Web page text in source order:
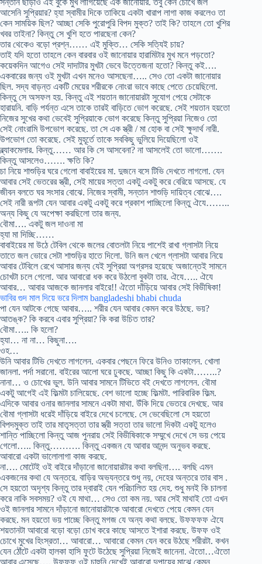
সন্তান ছাড়াও এই বুকে মুখ লাগিয়েছে এক জানোয়ার. তবু কেন চোখে জল
আসেনি সুপ্রিয়ার? হ্যা স্বামীর দিকে তাকিয়ে একটা খারাপ লাগা কাজ করলেও তা
কেন সাময়িক ছিল? আচ্ছা সেকি পুরোপুরি বিপদ মুক্ত? তাই কি? তাহলে তো খুশির
খবর তাইনা? কিন্তু সে খুশি হতে পারছেনা কেন?
তার থেকেও বড়ো প্রশ্ন…… এই মুক্তি… সেকি সত্যিই চায়?
তাই যদি হতো তাহলে কেন বারবার ওই জানোয়ার হারামিটার মুখ মনে পড়তো?
কয়েকদিন আগেও সেই দাদাটার মুখটা ভেবে উত্তেজনা হতো? কিন্তু কই….
একবারের জন্য ওই মুখটা এখন মনেও আসছেনা….. সেও তো একটা জানোয়ার
ছিল. সদ্য বাড়ন্ত একটি মেয়ের শরীরকে নোংরা ভাবে কাছে পেতে চেয়েছিলো.
কিন্তু সে অসফল হয়. কিন্তু এই শয়তান জানোয়ারটা সুযোগ পেয়ে সেটাকে
হারায়নি. বাড়ি পর্যন্ত এসে তাকে তারই বাড়িতে ভোগ করেছে. সেই শয়তান হয়তো
নিজের সুখের কথা ভেবেই সুপ্রিয়াকে ভোগ করেছে কিন্তু সুপ্রিয়া নিজেও তো
সেই নোংরামি উপভোগ করেছে. তা সে এক স্ত্রী / মা হোক বা সেই ক্ষুদার্থ নারী.
উপভোগ তো করেছে. সেই মুহূর্তে তাকে সবকিছু ভুলিয়ে দিয়েছিলো ওই
ব্ল্যাকমেলার. কিন্তু…… আর কি সে আসবেনা? না আসলেই তো ভালো…….
কিন্তু আসলেও……. ক্ষতি কি?
চা নিয়ে শাশুড়ির ঘরে গেলো বাবাইয়ের মা. দুজনে বসে টিভি দেখতে লাগলো. যেন
আবার সেই ভেতরের স্ত্রী, সেই মায়ের সত্তা একটু একটু করে বেরিয়ে আসছে. যে
জীবন বলতে ঘর সংসার বোঝে. নিজের স্বামী, সন্তান শাশুড়ি দায়িত্ব বোঝে….
সেই নারী রূপটা যেন আবার একটু একটু করে প্রকাশ পাচ্ছিলো কিন্তু ঐযে……..
অন্য কিছু যে অপেক্ষা করছিলো তার জন্য.
বৌমা…. একটু জল দাওনা মা
হ্যা মা দিচ্ছি……
বাবাইয়ের মা উঠে টেবিল থেকে জলের বোতলটা নিয়ে পাশেই রাখা গ্লাসটা নিয়ে
তাতে জল ভোরে সেটা শাশুড়ির হাতে দিলো. উনি জল খেলে গ্লাসটা আবার নিয়ে
আবার টেবিলে রেখে আসার জন্য যেই সুপ্রিয়া অগ্রসর হয়েছে অজান্তেই সামনে
চোখটা চলে গেলো. আর আবারো ধক করে উঠলো বুকটা তার. ঐযে….. ঐযে
আবার… আবার আজকে জানলার বাইরে!! ঐতো দাঁড়িয়ে আবার সেই বিভীষিকা!
ভাবির গুদ মাল দিয়ে ভরে দিলাম bangladeshi bhabi chuda
পা যেন আটকে গেছে আবার….. শরীর যেন আবার কেমন করে উঠছে. ভয়?
আতঙ্ক? কি করবে এবার সুপ্রিয়া? কি করা উচিত তার?
বৌমা….. কি হলো?
হ্যা… না না… কিছুনা….
ওহ…
উনি আবার টিভি দেখতে লাগলেন. একবার পেছনে ফিরে উনিও তাকালেন. খোলা
জানলা. পর্দা সরানো. বাইরের আলো ঘরে ঢুকছে. আচ্ছা কিছু কি একটা……..?
নানা… ও চোখের ভুল. উনি আবার সামনে টিভিতে বই দেখতে লাগলেন. বৌমা
একটু আগেই এই ফিল্মটা চালিয়েছে. বেশ ভালো হচ্ছে ফিল্মটা. পারিবারিক ফিল্ম.
এদিকে আবার ওনার জানলার সামনে একটা মাথা. উঁকি দিয়ে ভেতরে দেখছে. আর
বৌমা গ্লাসটা ধরেই দাঁড়িয়ে বাইরে দেখে চলেছে. সে ভেবেছিলো সে হয়তো
বিপদমুক্ত তাই তার মাতৃসত্তা তার স্ত্রী সত্তা তার ভালো দিকটা একটু হলেও
শান্তি পাচ্ছিলো কিন্তু আজ পুনরায় সেই বিভীষিকাকে সম্মুখে দেখে সে ভয় পেয়ে
গেলো….. কিন্তু………. কিন্তু একজন যে আবার আনন্দ অনুভব করছে.
আবারো একটা ভালোলাগা কাজ করছে.
না…. মোটেই ওই বাইরে দাঁড়ানো জানোয়ারটার কথা বলছিনা…. বলছি এমন
একজনের কথা যে অন্তরে. বাড়ির অভ্যন্তরে শুধু নয়, দেহের অন্তরে তার বাস .
সে হয়তো অদৃশ্য কিন্তু তার দ্বারাই যেন পরিচালিত হয় দেহ. শুধু মনই কি চালনা
করে নাকি সবসময়? ওই যে মাথা… সেও তো কম নয়. আর সেই মাথাই তো এখন
ওই জানলার সামনে দাঁড়ানো জানোয়ারটাকে আবারো দেখতে পেয়ে কেমন যেন
করছে. মন হয়তো ভয় পাচ্ছে কিন্তু মগজ যে অন্য কথা বলছে. উফফফফ ঐযে
শয়তানটা আবারো বড়ো বড়ো চোখ করে কাছে আসতে ইশারা করছে. উফফ ওই
চোখে মুখের হিংস্রতা… আবারো… আবারো কেমন যেন করে উঠছে শরীরটা. কখন
যেন ঠোঁটে একটা হালকা হাসি ফুটে উঠেছে সুপ্রিয়া নিজেই জানেনা. ঐতো…ঐতো